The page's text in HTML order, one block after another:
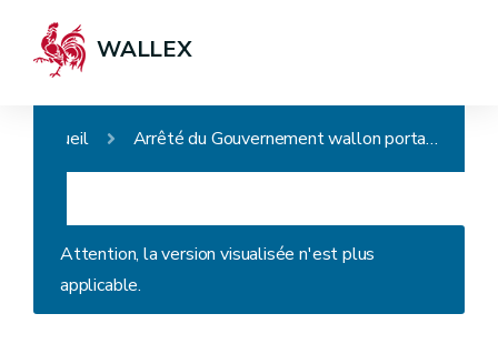
WALLEX
Accueil Arrêté du Gouvernement wallon portant exécution du décret du 11 mars 2004 relatif aux incitants régionaux en faveur des petites ou moyennes entreprises
Attention, la version visualisée n'est plus
applicable.